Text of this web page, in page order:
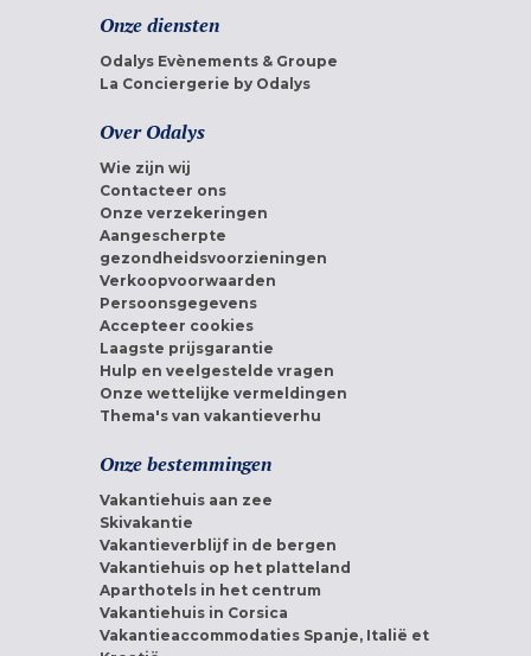
Onze diensten
Odalys Evènements & Groupe
La Conciergerie by Odalys
Over Odalys
Wie zijn wij
Contacteer ons
Onze verzekeringen
Aangescherpte
gezondheidsvoorzieningen
Verkoopvoorwaarden
Persoonsgegevens
Accepteer cookies
Laagste prijsgarantie
Hulp en veelgestelde vragen
Onze wettelijke vermeldingen
Thema's van vakantieverhu
Onze bestemmingen
Vakantiehuis aan zee
Skivakantie
Vakantieverblijf in de bergen
Vakantiehuis op het platteland
Aparthotels in het centrum
Vakantiehuis in Corsica
Vakantieaccommodaties Spanje, Italië et